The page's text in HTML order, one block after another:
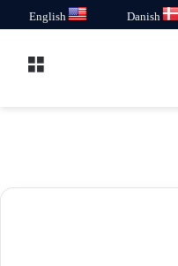
Danish
English